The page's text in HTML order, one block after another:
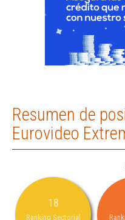
Resumen de
Eurovideo
18
Ranking Sectorial